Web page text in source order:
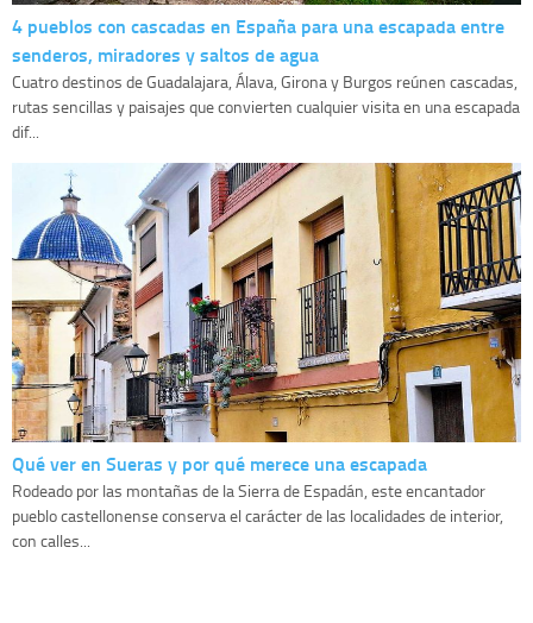
4 pueblos con cascadas en España para una escapada entre
senderos, miradores y saltos de agua
Cuatro destinos de Guadalajara, Álava, Girona y Burgos reúnen cascadas,
rutas sencillas y paisajes que convierten cualquier visita en una escapada
dif...
Qué ver en Sueras y por qué merece una escapada
Rodeado por las montañas de la Sierra de Espadán, este encantador
pueblo castellonense conserva el carácter de las localidades de interior,
con calles...